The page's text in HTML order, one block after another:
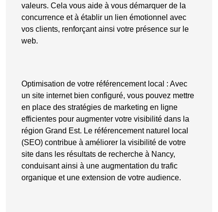
valeurs. Cela vous aide à vous démarquer de la
concurrence et à établir un lien émotionnel avec
vos clients, renforçant ainsi votre présence sur le
web.
Optimisation de votre référencement local : Avec
un site internet bien configuré, vous pouvez mettre
en place des stratégies de marketing en ligne
efficientes pour augmenter votre visibilité dans la
région Grand Est. Le référencement naturel local
(SEO) contribue à améliorer la visibilité de votre
site dans les résultats de recherche à Nancy,
conduisant ainsi à une augmentation du trafic
organique et une extension de votre audience.